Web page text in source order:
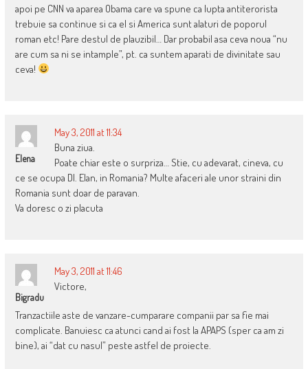
apoi pe CNN va aparea Obama care va spune ca lupta antiterorista
trebuie sa continue si ca el si America sunt alaturi de poporul
roman etc! Pare destul de plauzibil… Dar probabil asa ceva noua “nu
are cum sa ni se intample”, pt. ca suntem aparati de divinitate sau
ceva!
Elena
May 3, 2011 at 11:34
Buna ziua.
Poate chiar este o surpriza… Stie, cu adevarat, cineva, cu
ce se ocupa Dl. Elan, in Romania? Multe afaceri ale unor straini din
Romania sunt doar de paravan.
Va doresc o zi placuta
Bigradu
May 3, 2011 at 11:46
Victore,
Tranzactiile aste de vanzare-cumparare companii par sa fie mai
complicate. Banuiesc ca atunci cand ai fost la APAPS (sper ca am zi
bine), ai “dat cu nasul” peste astfel de proiecte.